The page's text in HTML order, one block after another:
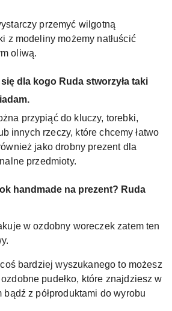
przemyć wilgotną
z modeliny możemy natłuścić
oliwą.
dla kogo Ruda stworzyła taki
przypiąć do kluczy, torebki,
innych rzeczy, które chcemy łatwo
jako drobny prezent dla
przedmioty.
handmade na prezent? Ruda
w ozdobny woreczek zatem ten
bardziej wyszukanego to możesz
pudełko, które znajdziesz w
z półproduktami do wyrobu